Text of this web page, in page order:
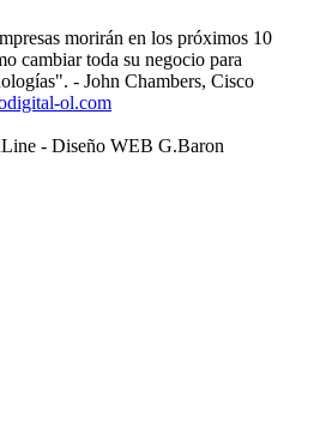
morirán en los próximos 10
cambiar toda su negocio para
- John Chambers, Cisco
ol.com
- Diseño WEB G.Baron